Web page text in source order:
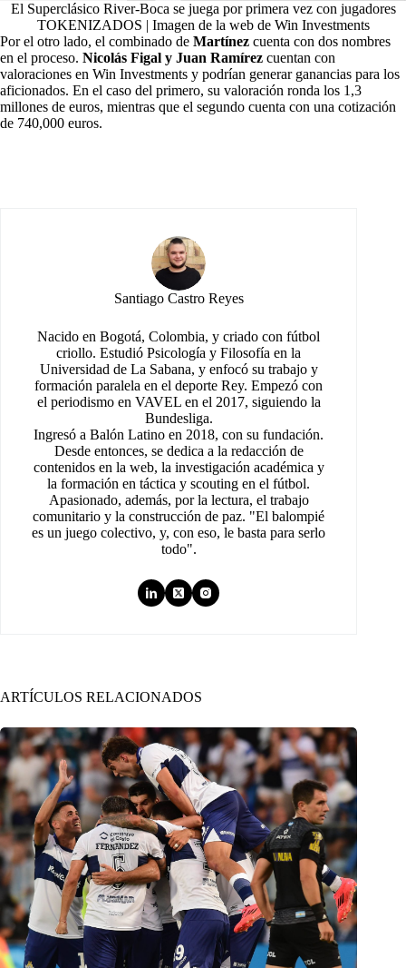
El Superclásico River-Boca se juega por primera vez con jugadores
TOKENIZADOS | Imagen de la web de Win Investments
Por el otro lado, el combinado de Martínez cuenta con dos nombres
en el proceso. Nicolás Figal y Juan Ramírez cuentan con
valoraciones en Win Investments y podrían generar ganancias para los
aficionados. En el caso del primero, su valoración ronda los 1,3
millones de euros, mientras que el segundo cuenta con una cotización
de 740,000 euros.
Santiago Castro Reyes
Nacido en Bogotá, Colombia, y criado con fútbol
criollo. Estudió Psicología y Filosofía en la
Universidad de La Sabana, y enfocó su trabajo y
formación paralela en el deporte Rey. Empezó con
el periodismo en VAVEL en el 2017, siguiendo la
Bundesliga.
Ingresó a Balón Latino en 2018, con su fundación.
Desde entonces, se dedica a la redacción de
contenidos en la web, la investigación académica y
la formación en táctica y scouting en el fútbol.
Apasionado, además, por la lectura, el trabajo
comunitario y la construcción de paz. "El balompié
es un juego colectivo, y, con eso, le basta para serlo
todo".
ARTÍCULOS RELACIONADOS